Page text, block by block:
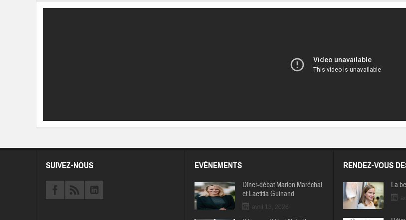
SUIVEZ-NOUS EVÉNEMENTS
Dîner-débat Marion Maréchal
et Laetitia Guinand
avril 13, 2026
RENDEZ-VOUS
La